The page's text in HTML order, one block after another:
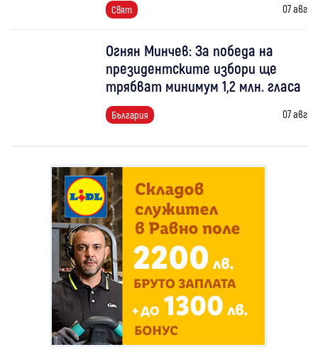
Свят 07 авг
Огнян Минчев: За победа на
президентските избори ще
трябват минимум 1,2 млн. гласа
България 07 авг